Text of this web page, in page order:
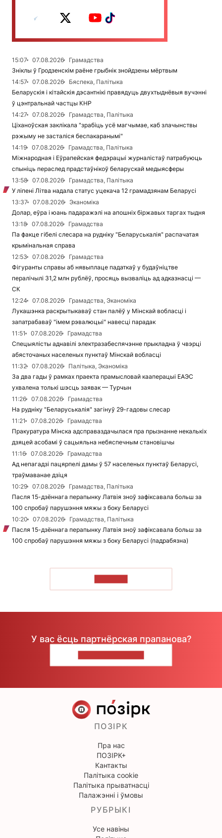
15:07 07.08.2026
Грамадства
Зніклы ў Гродзенскім раёне грыбнік знойдзены мёртвым
14:57
07.08.2026
Бяспека, Палітыка
Беларускія і кітайскія дэсантнікі правядуць двухтыднёвыя вучэнні
ў цэнтральнай частцы КНР
14:27
07.08.2026
Грамадства, Палітыка
Ціханоўская заклікала "зрабіць усё магчымае, каб злачынствы
рэжыму не засталіся беспакаранымі"
14:19
07.08.2026
Грамадства, Палітыка
Міжнародная і Еўрапейская федэрацыі журналістаў патрабуюць
спыніць пераслед прадстаўнікоў беларускай медыясферы
13:58
07.08.2026
Грамадства, Палітыка
У ліпені Літва надала статус уцекача 12 грамадзянам Беларусі
13:37
07.08.2026
Эканоміка
Долар, еўра і юань падаражэлі на апошніх біржавых таргах тыдня
13:18
07.08.2026
Грамадства
Па факце гібелі слесара на рудніку "Беларуськалія" распачатая
крымінальная справа
12:53
07.08.2026
Грамадства
Фігуранты справы аб нявыплаце падаткаў у будаўніцтве
пералічылі 31,2 млн рублёў, просяць вызваліць ад адказнасці —
СК
12:24
07.08.2026
Грамадства, Эканоміка
Лукашэнка раскрытыкаваў стан палёў у Мінскай вобласці і
запатрабаваў "імем рэвалюцыі" навесці парадак
11:51
07.08.2026
Грамадства
Спецыялісты аднавілі электразабеспячэнне прыкладна ў чвэрці
абясточаных населеных пунктаў Мінскай вобласці
11:32
07.08.2026
Палітыка, Эканоміка
За два гады ў рамках праекта прамысловай кааперацыі ЕАЭС
ухвалена толькі шэсць заявак — Турчын
11:26
07.08.2026
Грамадства
На рудніку "Беларуськалія" загінуў 29-гадовы слесар
11:21
07.08.2026
Грамадства
Пракуратура Мінска адсправаздачылася пра прызнанне некалькіх
дзяцей асобамі ў сацыяльна небяспечным становішчы
11:16
07.08.2026
Грамадства
Ад непагадзі пацярпелі дамы ў 57 населеных пунктаў Беларусі,
траўмаванае дзіця
10:29
07.08.2026
Грамадства, Палітыка
Пасля 15-дзённага перапынку Латвія зноў зафіксавала больш за
100 спробаў парушэння мяжы з боку Беларусі
10:20
07.08.2026
Грамадства, Палітыка
Пасля 15-дзённага перапынку Латвія зноў зафіксавала больш за
100 спробаў парушэння мяжы з боку Беларусі (падрабязна)
У вас ёсць партнёрская прапанова?
ПОЗІРК
Пра нас
ПОЗІРК+
Кантакты
Палітыка cookie
Палітыка прыватнасці
Палажэнні і ўмовы
РУБРЫКІ
Усе навіны